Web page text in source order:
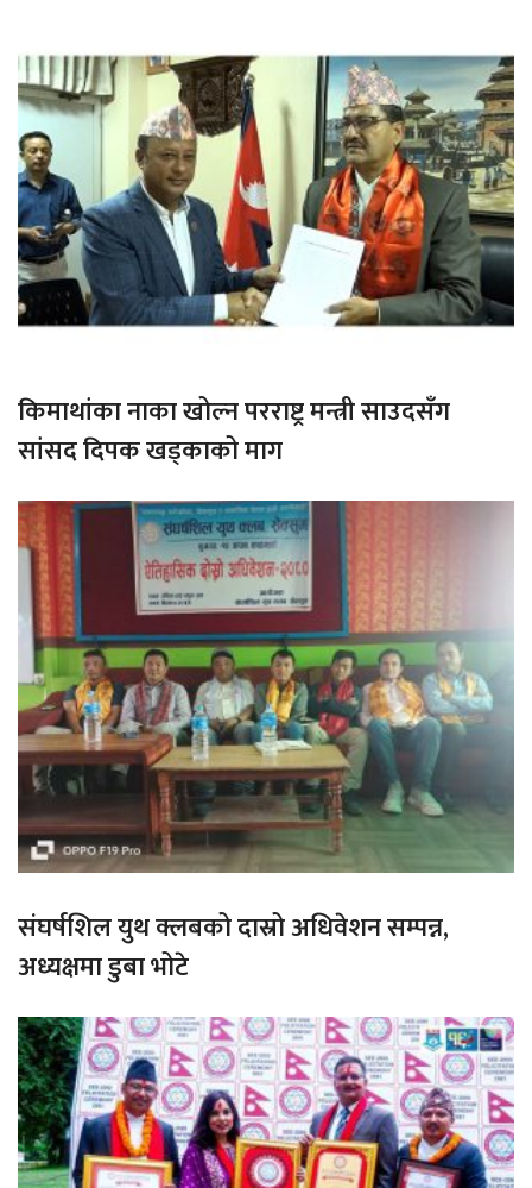
किमाथांका नाका खोल्न परराष्ट्र मन्त्री साउदसँग
सांसद दिपक खड्काको माग
संघर्षशिल युथ क्लबको दास्रो अधिवेशन सम्पन्न,
अध्यक्षमा डुबा भोटे